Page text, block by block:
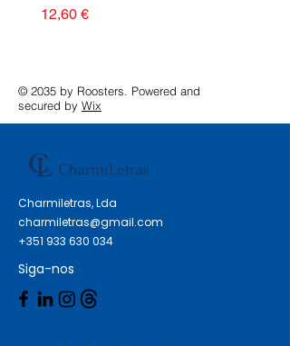
Preço
12,60 €
© 2035 by Roosters. Powered and
secured by Wix
Charmiletras, Lda
charmiletras@gmail.com
+351 933 630 034
Siga-nos